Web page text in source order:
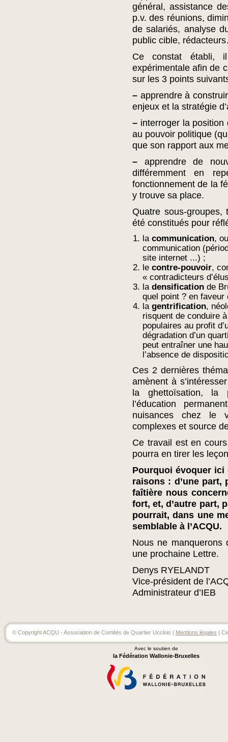
général, assistance
p.v. des réunions,
de salariés, analyse
public cible,
Ce constat établi,
expérimentale afin de
sur les 3 points
– apprendre à
enjeux et la stratégie
– interroger la position
au pouvoir politique
que son rapport aux
– apprendre de
différemment en
fonctionnement de la
y trouve sa place.
Quatre sous-groupes,
été constitués pour
la communication,
communication
site internet ...) ;
le contre-pouvoir,
« contradicteurs
la densification de
quel point ? en
la gentrification,
risquent de conduire
populaires au profit
dégradation d’un
peut entraîner une
l’absence de
Ces 2 dernières
amènent à
la ghettoïsation, la
l’éducation
nuisances chez le
complexes et source
Ce travail est en
pourra en tirer les
Pourquoi évoquer
raisons : d’une part,
faîtière nous
fort, et, d’autre part,
pourrait, dans une
semblable à l’ACQU.
Nous ne
une prochaine Lettre.
Denys RYELANDT
Vice-président de
Administrateur d’IEB
© Copyright ACQU - Association de Comités de Quartier Ucclois | Mentions légales |
Avec le soutien de
la Fédération Wallonie-Bruxelles